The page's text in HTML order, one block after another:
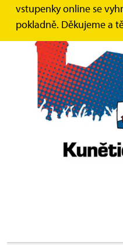
vstupenky online se
pokladně. Děkujeme a